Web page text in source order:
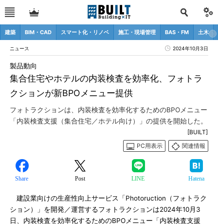
建築 BIM・CAD スマート化・リノベ 施工・現場管理 BAS・FM 土木
ニュース 2024年10月3日
集合住宅やホテルの内装検査を効率化、フォトラ
クションが新BPOメニュー提供
製品動向
フォトラクションは、内装検査を効率化するためのBPOメニュー
「内装検査支援（集合住宅／ホテル向け）」の提供を開始した。
[BUILT]
PC用表示
関連情報
Share Post LINE Hatena
建設業向けの生産性向上サービス「Photoruction（フォトラク
ション）」を開発／運営するフォトラクションは2024年10月3
日、内装検査を効率化するためのBPOメニュー「内装検査支援